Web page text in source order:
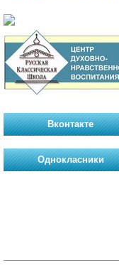
Вконтакте
Однокласники